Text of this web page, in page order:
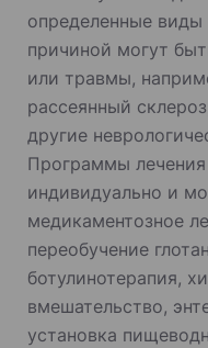
определенные
причиной могут
или травмы,
рассеянный
другие
Программы
индивидуально и
медикаментозное
переобучение
ботулинотерапия,
вмешательство,
установка